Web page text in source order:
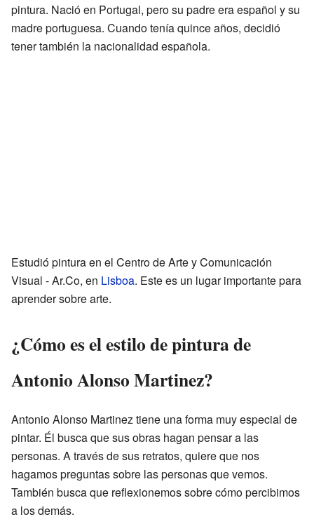
pintura. Nació en Portugal, pero su padre era español y su
madre portuguesa. Cuando tenía quince años, decidió
tener también la nacionalidad española.
Estudió pintura en el Centro de Arte y Comunicación
Visual - Ar.Co, en Lisboa. Este es un lugar importante para
aprender sobre arte.
¿Cómo es el estilo de pintura de
Antonio Alonso Martinez?
Antonio Alonso Martinez tiene una forma muy especial de
pintar. Él busca que sus obras hagan pensar a las
personas. A través de sus retratos, quiere que nos
hagamos preguntas sobre las personas que vemos.
También busca que reflexionemos sobre cómo percibimos
a los demás.